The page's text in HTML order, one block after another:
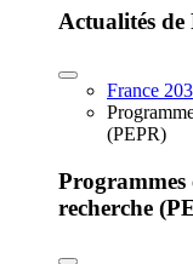
Actualités de
France
(PEPR)
Programmes
recherche